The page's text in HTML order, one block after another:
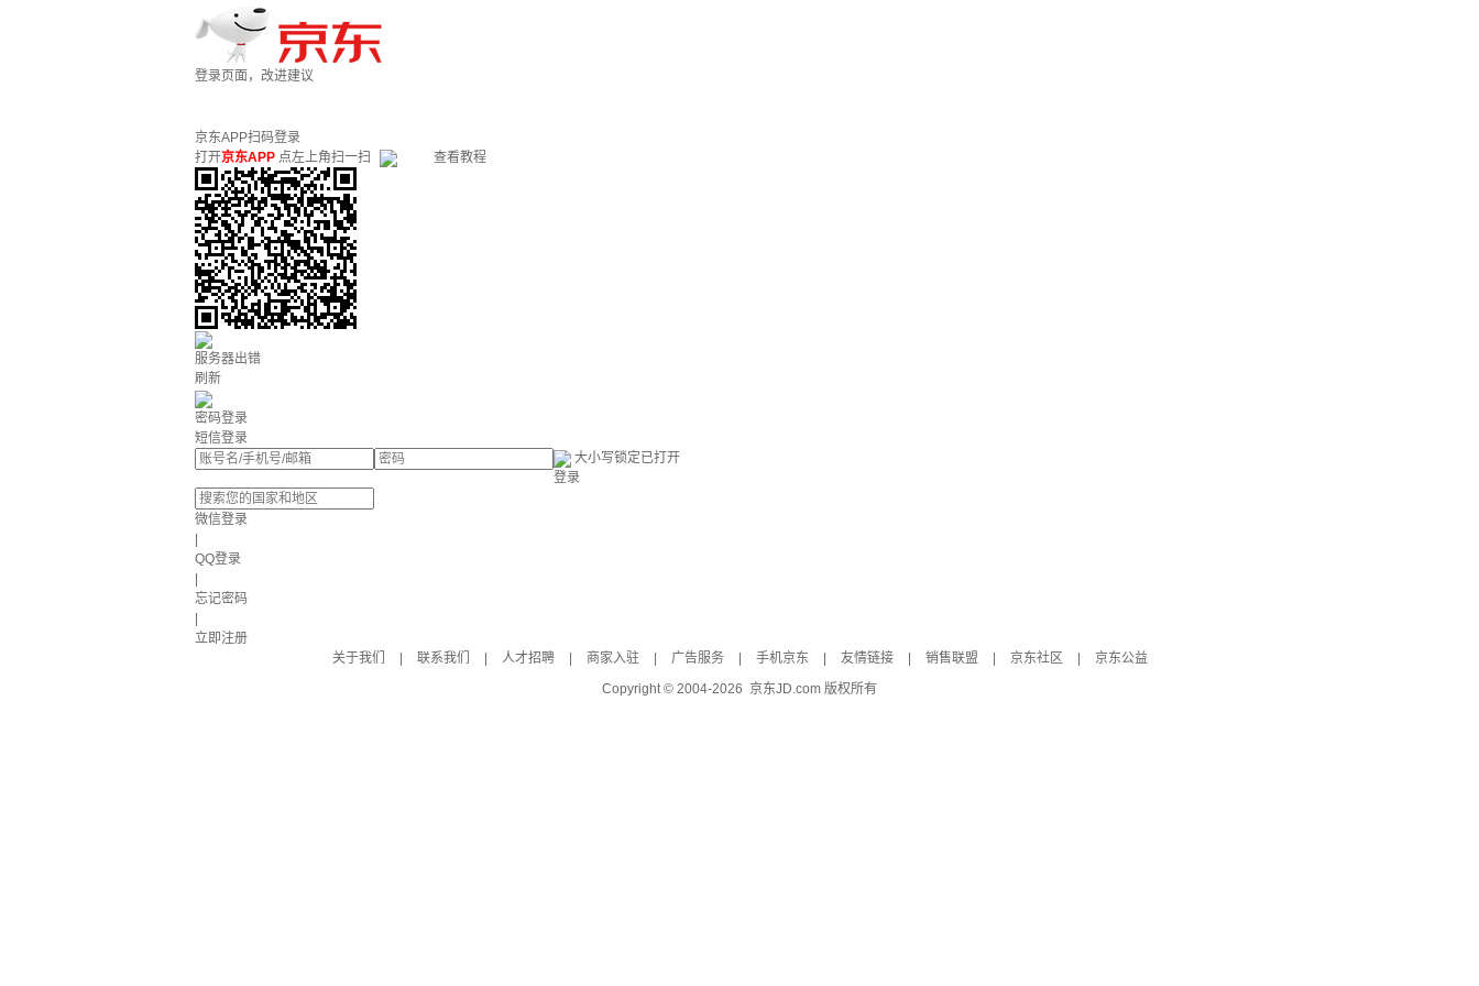
登录页面，改进建议
京东APP扫码登录
打开京东APP 点左上角扫一扫 查看教程
服务器出错
刷新
密码登录
短信登录
大小写锁定已打开
登录
微信登录
QQ登录
忘记密码
立即注册
关于我们
联系我们 人才招聘 商家入驻 广告服务 手机京东 友情链接 销售联盟 京东社区
京东公益
Copyright © 2004-2026 京东JD.com 版权所有